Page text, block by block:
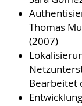
Thomas
(2007)
Bearbeitet